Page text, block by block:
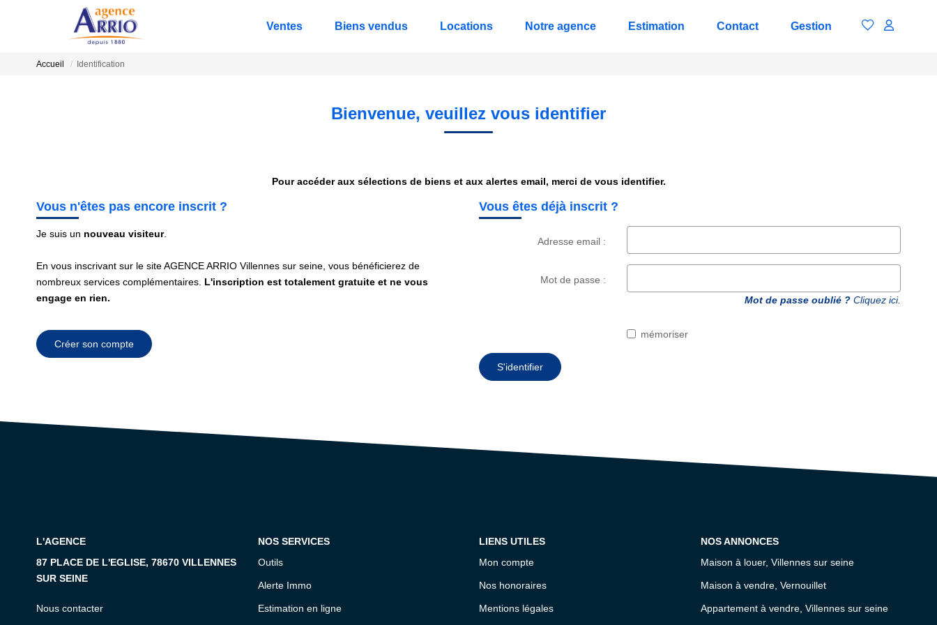
Ventes Biens vendus Locations Notre agence Estimation Contact Gestion
Accueil Identification
Bienvenue, veuillez vous identifier
Pour accéder aux sélections de biens et aux alertes email, merci de vous identifier.
Vous n'êtes pas encore inscrit ?
Je suis un nouveau visiteur.
En vous inscrivant sur le site AGENCE ARRIO Villennes sur seine, vous bénéficierez de
nombreux services complémentaires. L'inscription est totalement gratuite et ne vous
engage en rien.
Créer son compte
Vous êtes déjà inscrit ?
Adresse email :
Mot de passe :
Mot de passe oublié ?Cliquez ici.
mémoriser
S'identifier
L'AGENCE
87 PLACE DE L'EGLISE, 78670 VILLENNES
SUR SEINE
Nous contacter
NOS SERVICES
Outils
Alerte Immo
Estimation en ligne
LIENS UTILES
Mon compte
Nos honoraires
Mentions légales
NOS ANNONCES
Maison à louer, Villennes sur seine
Maison à vendre, Vernouillet
Appartement à vendre, Villennes sur seine